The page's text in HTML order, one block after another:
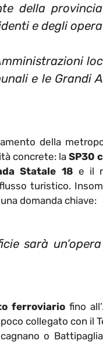
della
e degli
e le Grandi
della
concrete: la SP30
Statale 18 e il
turistico.
domanda chiave:
sarà
ferroviario fino all’
collegato con il
o